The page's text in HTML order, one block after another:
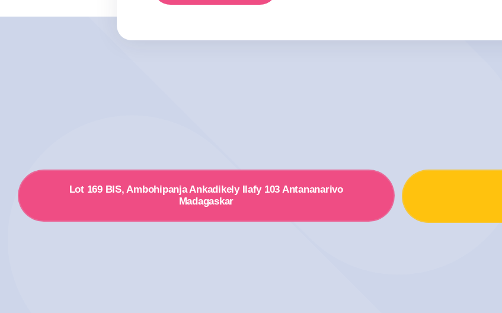
Lot 169 BIS, Ambohipanja Ankadikely Ilafy 103 Antananarivo
Madagaskar